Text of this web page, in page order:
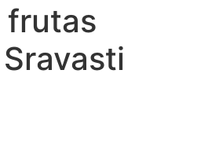
frutas